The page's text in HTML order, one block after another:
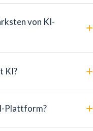
von KI-
+
KI? +
Plattform? +